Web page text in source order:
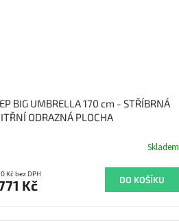
BIG UMBRELLA 170 cm - STŘÍBRNÁ
ODRAZNÁ PLOCHA
Skladem
Kč bez DPH
Kč DO KOŠÍKU